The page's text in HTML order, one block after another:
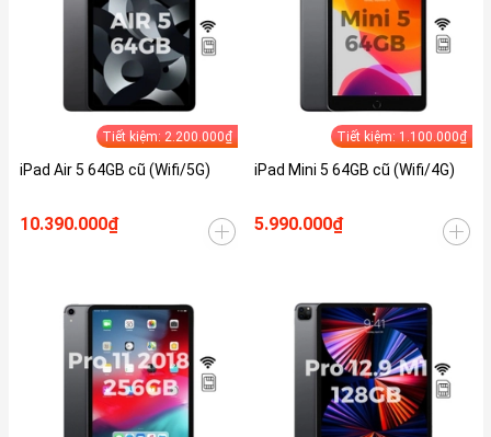
Tiết kiệm: 2.200.000₫
iPad Air 5 64GB cũ (Wifi/5G)
10.390.000₫
Tiết kiệm: 1.100.000₫
iPad Mini 5 64GB cũ (Wifi/4G)
5.990.000₫